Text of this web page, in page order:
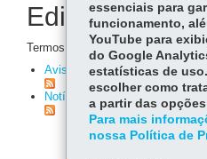
Editoria
Termos de editoria para notícias.
Avisos
(280)
Notícias
(64)
essenciais para
funcionamento,
YouTube para
do Google
estatísticas de
escolher como
a partir das
Para mais
nossa Política de